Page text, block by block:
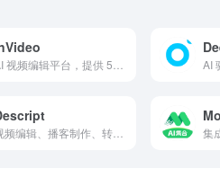
视频编辑、播客制作、转录服务以及 AI 驱动的工具，如语音克隆和音频增强